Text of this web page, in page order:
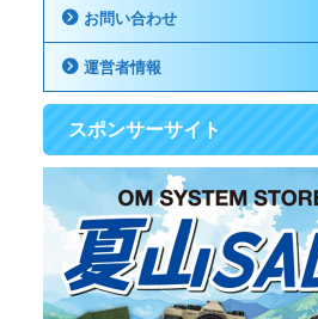
お問い合わせ
運営者情報
スポンサーサイト